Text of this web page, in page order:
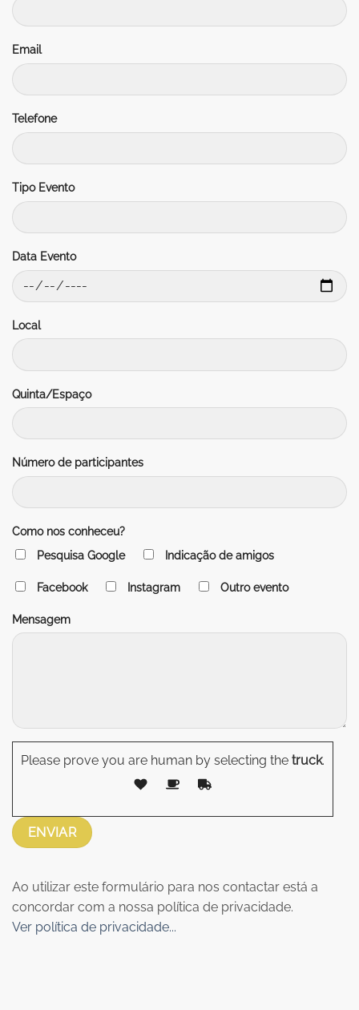
Email
Telefone
Tipo Evento
Data Evento
Local
Quinta/Espaço
Número de participantes
Como nos conheceu?
Pesquisa Google
Indicação de amigos
Facebook Instagram Outro evento
Mensagem
Please prove you are human by selecting the truck.
Ao utilizar este formulário para nos contactar está a
concordar com a nossa política de privacidade.
Ver política de privacidade...